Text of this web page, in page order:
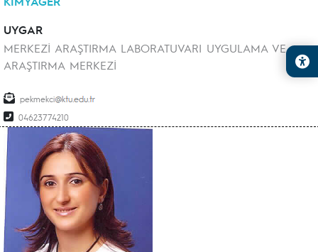
UYGAR
MERKEZİ ARAŞTIRMA LABORATUVARI UYGULAMA VE
ARAŞTIRMA MERKEZİ
pekmekci
04623774210